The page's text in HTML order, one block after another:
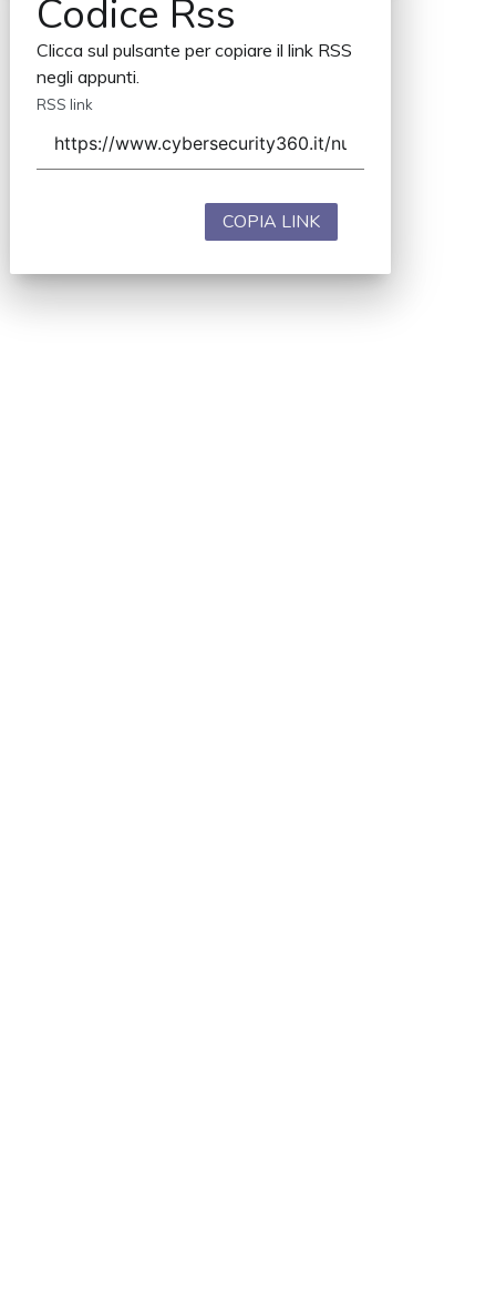
Codice Rss
Clicca sul pulsante per copiare il link RSS
negli appunti.
RSS link
COPIA LINK